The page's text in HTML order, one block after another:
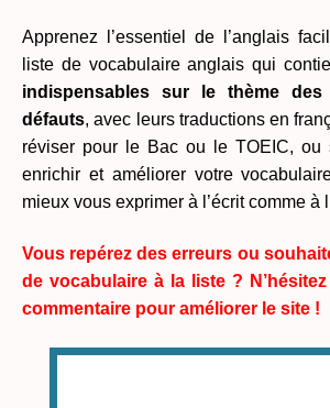
Apprenez l’essentiel de l’anglais
liste de vocabulaire anglais qui
indispensables sur le thème
défauts, avec leurs traductions en
réviser pour le Bac ou le TOEIC, ou
enrichir et améliorer votre
mieux vous exprimer à l’écrit comme à
Vous repérez des erreurs ou
de vocabulaire à la liste ?
commentaire pour améliorer le site !